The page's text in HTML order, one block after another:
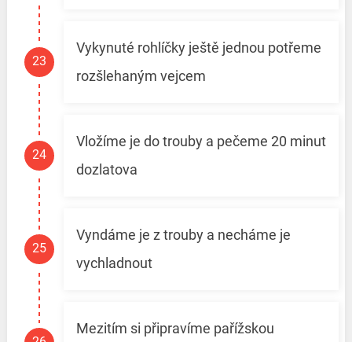
Vykynuté rohlíčky ještě jednou potřeme
rozšlehaným vejcem
Vložíme je do trouby a pečeme 20 minut
dozlatova
Vyndáme je z trouby a necháme je
vychladnout
Mezitím si připravíme pařížskou